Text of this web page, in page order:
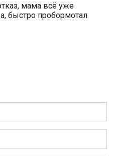
мама всё уже
быстро пробормотал